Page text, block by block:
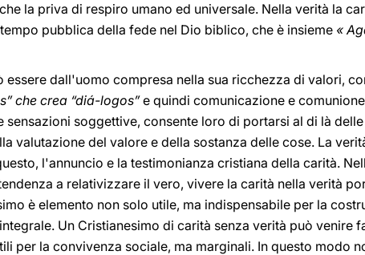
la priva di respiro umano ed universale. Nella verità la
pubblica della fede nel Dio biblico, che è insieme «
essere dall'uomo compresa nella sua ricchezza di valori,
che crea “diá-logos”e quindi comunicazione e
sensazioni soggettive, consente loro di portarsi al di là
valutazione del valore e della sostanza delle cose. La
l'annuncio e la testimonianza cristiana della carità.
a relativizzare il vero, vivere la carità nella verità
è elemento non solo utile, ma indispensabile per la
Un Cristianesimo di carità senza verità può venire
per la convivenza sociale, ma marginali. In questo modo